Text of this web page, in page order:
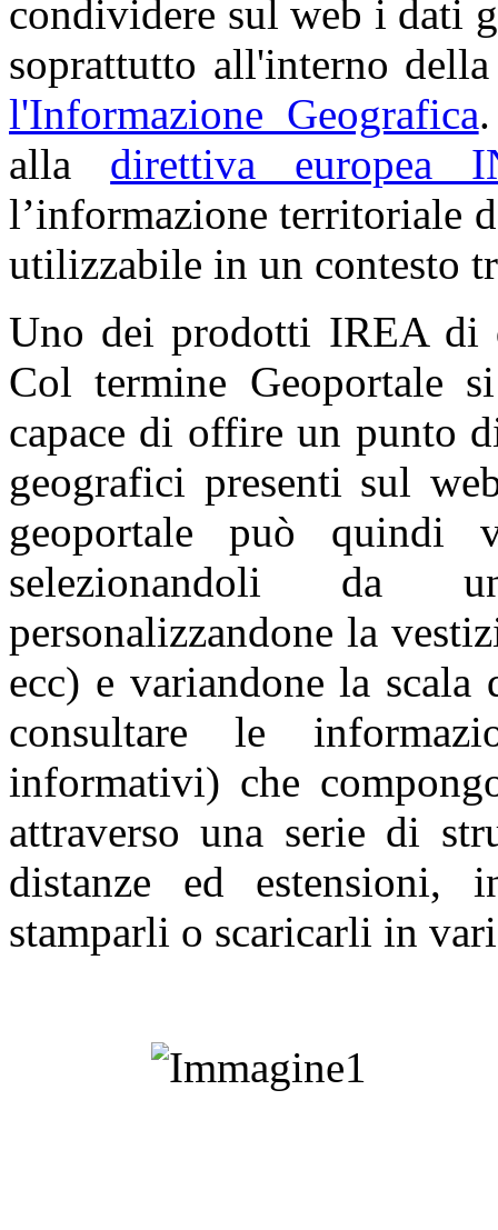
condividere sul web i dati
soprattutto all'interno
l'Informazione Geografica
alla direttiva europea
l’informazione territoriale
utilizzabile in un contesto
Uno dei prodotti IREA di
Col termine Geoportale
capace di offire un punto
geografici presenti sul
geoportale può quindi
selezionandoli da
personalizzandone la
ecc) e variandone la scala
consultare le
informativi) che
attraverso una serie di
distanze ed estensioni,
stamparli o scaricarli in